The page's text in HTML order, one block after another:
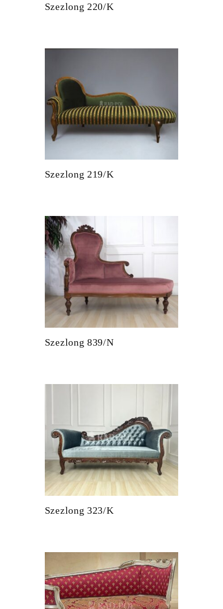
Szezlong 220/K
Szezlong 219/K
Szezlong 839/N
Szezlong 323/K